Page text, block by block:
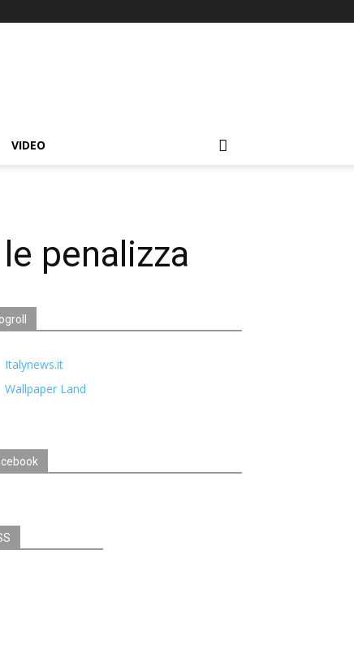
VIDEO
penalizza
Italynews.it
Wallpaper Land